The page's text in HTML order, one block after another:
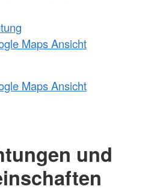
Maps Ansicht
Maps Ansicht
und